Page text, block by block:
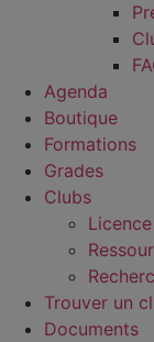
Agenda
Boutique
Formations
Grades
Clubs
Trouver un
Documents